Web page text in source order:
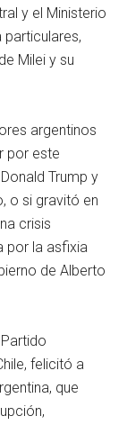
y el Ministerio
particulares,
Milei y su
argentinos
por este
Trump y
o si gravitó en
crisis
por la asfixia
de Alberto
felicitó a
que